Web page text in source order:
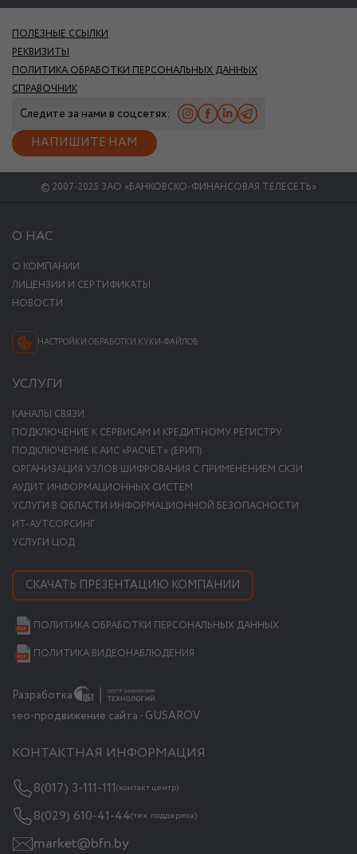
ПОЛЕЗНЫЕ ССЫЛКИ
РЕКВИЗИТЫ
ПОЛИТИКА ОБРАБОТКИ ПЕРСОНАЛЬНЫХ ДАННЫХ
СПРАВОЧНИК
Следите за нами в соцсетях:
НАПИШИТЕ НАМ
© 2007-2025 ЗАО «БАНКОВСКО-ФИНАНСОВАЯ ТЕЛЕСЕТЬ»
О НАС
О КОМПАНИИ
ЛИЦЕНЗИИ И СЕРТИФИКАТЫ
НОВОСТИ
НАСТРОЙКИ ОБРАБОТКИ КУКИ-ФАЙЛОВ
УСЛУГИ
КАНАЛЫ СВЯЗИ
ПОДКЛЮЧЕНИЕ К СЕРВИСАМ И КРЕДИТНОМУ РЕГИСТРУ
ПОДКЛЮЧЕНИЕ К АИС «РАСЧЕТ» (ЕРИП)
ОРГАНИЗАЦИЯ УЗЛОВ ШИФРОВАНИЯ С ПРИМЕНЕНИЕМ СКЗИ
АУДИТ ИНФОРМАЦИОННЫХ СИСТЕМ
УСЛУГИ В ОБЛАСТИ ИНФОРМАЦИОННОЙ БЕЗОПАСНОСТИ
ИТ-АУТСОРСИНГ
УСЛУГИ ЦОД
СКАЧАТЬ ПРЕЗЕНТАЦИЮ КОМПАНИИ
ПОЛИТИКА ОБРАБОТКИ ПЕРСОНАЛЬНЫХ ДАННЫХ
ПОЛИТИКА ВИДЕОНАБЛЮДЕНИЯ
Разработка
seo-продвижение сайта - GUSAROV
КОНТАКТНАЯ ИНФОРМАЦИЯ
8(017) 3-111-111(контакт центр)
8(029) 610-41-44(тех. поддержка)
market@bfn.by